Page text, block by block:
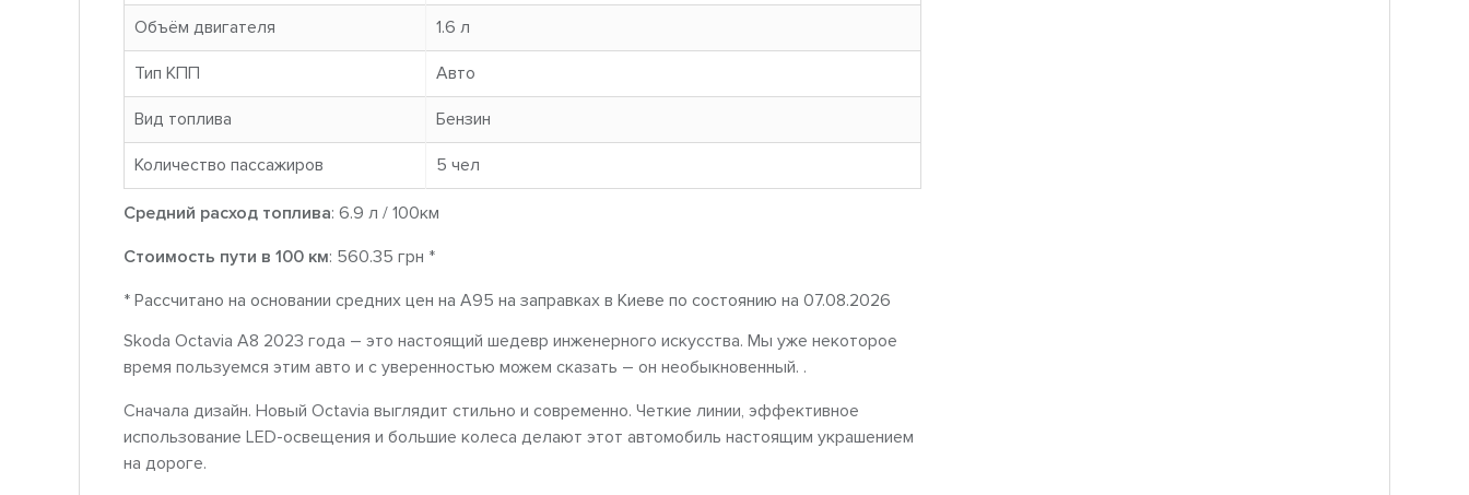
Объём двигателя 1.6 л
Тип КПП Авто
Вид топлива Бензин
Количество пассажиров 5 чел
Средний расход топлива: 6.9 л / 100км
Стоимость пути в 100 км: 560.35 грн *
* Рассчитано на основании средних цен на A95 на заправках в Киеве по состоянию на 07.08.2026
Skoda Octavia A8 2023 года – это настоящий шедевр инженерного искусства. Мы уже некоторое
время пользуемся этим авто и с уверенностью можем сказать – он необыкновенный. .
Сначала дизайн. Новый Octavia выглядит стильно и современно. Четкие линии, эффективное
использование LED-освещения и большие колеса делают этот автомобиль настоящим украшением
на дороге.